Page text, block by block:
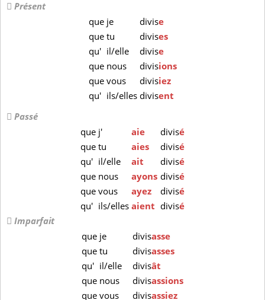
Présent
que je divise
que tu divises
qu' il/elle divise
que nous divisions
que vous divisiez
qu' ils/elles divisent
Passé
que j' aie divisé
quetu aies divisé
qu' il/elle ait divisé
que nous ayons divisé
quevous ayez divisé
qu' ils/ellesaient divisé
Imparfait
que je divisasse
quetu divisasses
qu' il/elle divisât
que nous divisassions
quevous divisassiez